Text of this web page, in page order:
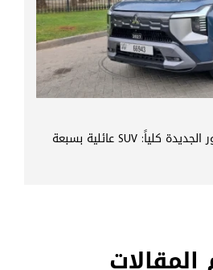
ميتسوبيشي دستنيتور الجديدة كلياً: SUV عائلية بسبعة